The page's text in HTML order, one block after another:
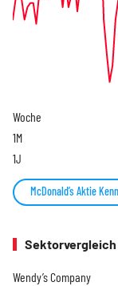
Woche
1M
1J
McDonald’s Aktie
Sektorvergleich
Wendy’s Company